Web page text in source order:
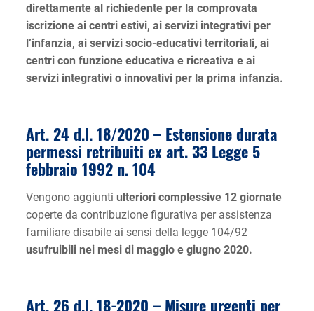
direttamente al richiedente per la comprovata
iscrizione ai centri estivi, ai servizi integrativi per
l’infanzia, ai servizi socio-educativi territoriali, ai
centri con funzione educativa e ricreativa e ai
servizi integrativi o innovativi per la prima infanzia.
Art. 24 d.l. 18/2020 – Estensione durata
permessi retribuiti ex art. 33 Legge 5
febbraio 1992 n. 104
Vengono aggiunti ulteriori complessive 12 giornate
coperte da contribuzione figurativa per assistenza
familiare disabile ai sensi della legge 104/92
usufruibili nei mesi di maggio e giugno 2020.
Art. 26 d.l. 18-2020 – Misure urgenti per